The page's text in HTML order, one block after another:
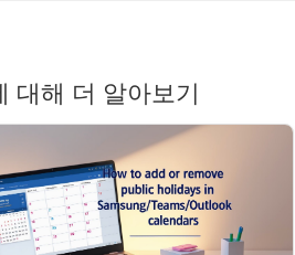
대해 더 알아보기